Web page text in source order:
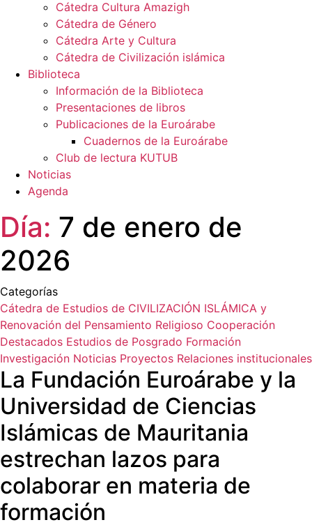
Cátedra Cultura Amazigh
Cátedra de Género
Cátedra Arte y Cultura
Cátedra de Civilización islámica
Biblioteca
Información de la Biblioteca
Presentaciones de libros
Publicaciones de la Euroárabe
Cuadernos de la Euroárabe
Club de lectura KUTUB
Noticias
Agenda
Día: 7 de enero de
2026
Categorías
Cátedra de Estudios de CIVILIZACIÓN ISLÁMICA y
Renovación del Pensamiento Religioso Cooperación
Destacados Estudios de Posgrado Formación
Investigación Noticias Proyectos Relaciones institucionales
La Fundación Euroárabe y la
Universidad de Ciencias
Islámicas de Mauritania
estrechan lazos para
colaborar en materia de
formación